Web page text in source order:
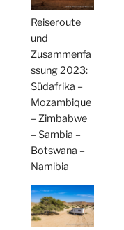
Reiseroute
und
Zusammenfa
ssung 2023:
Südafrika –
Mozambique
– Zimbabwe
– Sambia –
Botswana –
Namibia